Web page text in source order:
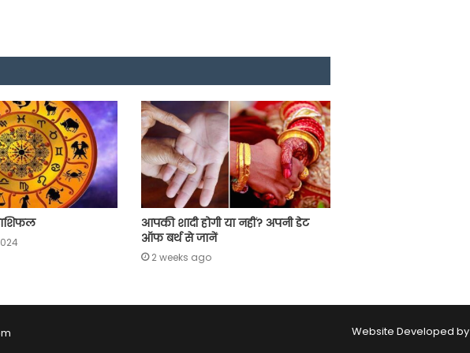
आपकी शादी होगी या नहीं? अपनी डेट
ऑफ बर्थ से जानें
2 weeks ago
Website Developed by